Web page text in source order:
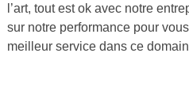
l’art, tout est ok avec notre
sur notre performance pour
meilleur service dans ce